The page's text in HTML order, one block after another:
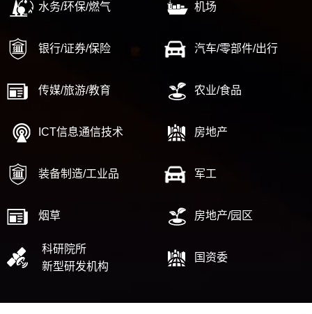
水务/环保/燃气 机场
银行/证券/保险 汽车/零部件/出行
传媒/旅游/教育 农业/食品
ICT信息通信技术 房地产
装备制造/工业品 军工
烟草 房地产/园区
科研院所
新型研发机构
国资委